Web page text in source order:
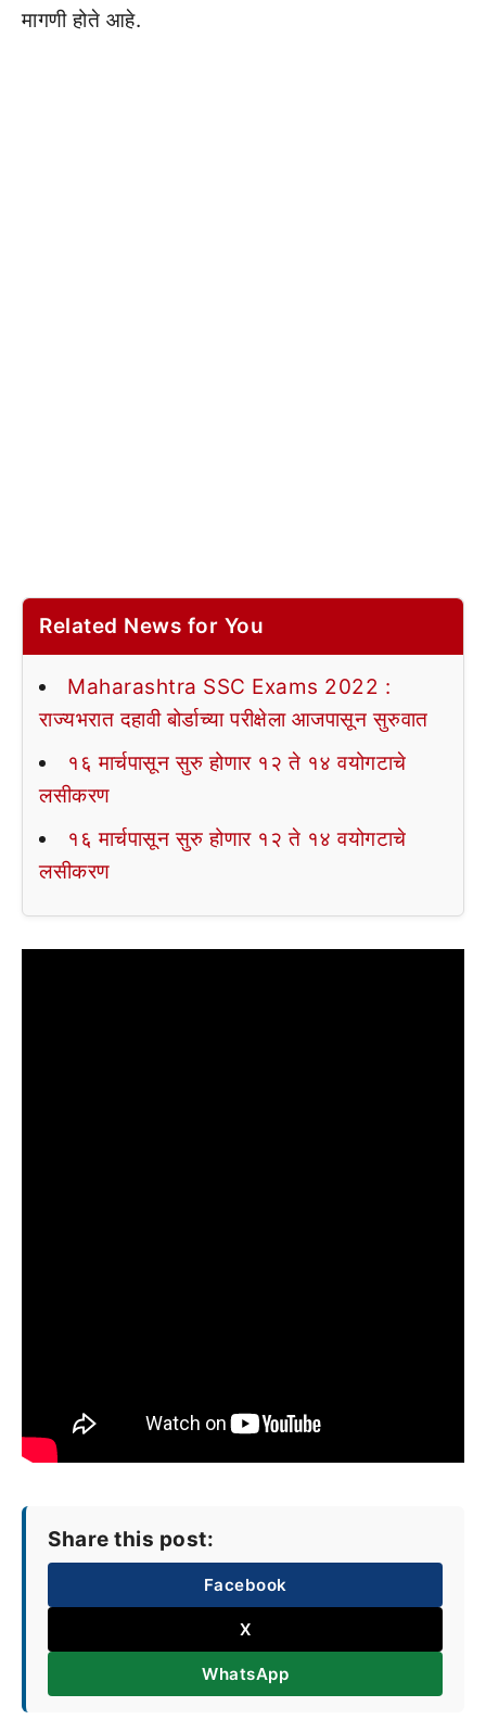
मागणी होते आहे.
Related News for You
Maharashtra SSC Exams 2022 :
राज्यभरात दहावी बोर्डाच्या परीक्षेला आजपासून सुरुवात
१६ मार्चपासून सुरु होणार १२ ते १४ वयोगटाचे
लसीकरण
१६ मार्चपासून सुरु होणार १२ ते १४ वयोगटाचे
लसीकरण
Share this post:
Facebook
X
WhatsApp